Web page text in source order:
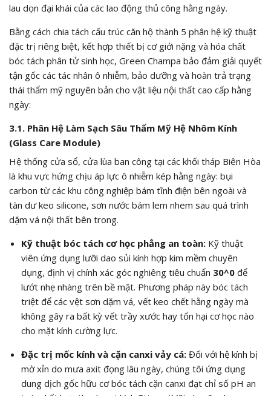
lau dọn đại khái của các lao động thủ công hằng ngày.
Bằng cách chia tách cấu trúc căn hộ thành 5 phân hệ kỹ thuật
đặc trị riêng biệt, kết hợp thiết bị cơ giới nặng và hóa chất
bóc tách phân tử sinh học, Green Champa bảo đảm giải quyết
tận gốc các tác nhân ô nhiễm, bảo dưỡng và hoàn trả trạng
thái thẩm mỹ nguyên bản cho vật liệu nội thất cao cấp hằng
ngày:
3.1. Phân Hệ Làm Sạch Sâu Thẩm Mỹ Hệ Nhôm Kính
(Glass Care Module)
Hệ thống cửa sổ, cửa lùa ban công tại các khối tháp Biên Hòa
là khu vực hứng chịu áp lực ô nhiễm kép hằng ngày: bụi
carbon từ các khu công nghiệp bám tĩnh điện bên ngoài và
tàn dư keo silicone, sơn nước bám lem nhem sau quá trình
dặm vá nội thất bên trong.
Kỹ thuật bóc tách cơ học phẳng an toàn:Kỹ thuật
viên ứng dụng lưỡi dao sủi kính hợp kim mềm chuyên
dụng, định vị chính xác góc nghiêng tiêu chuẩn 30^0để
lướt nhẹ nhàng trên bề mặt. Phương pháp này bóc tách
triệt để các vệt sơn dặm vá, vết keo chết hằng ngày mà
không gây ra bất kỳ vết trầy xước hay tổn hại cơ học nào
cho mặt kính cường lực.
Đặc trị mốc kính và cặn canxi vảy cá:Đối với hệ kính bị
mờ xỉn do mưa axit đọng lâu ngày, chúng tôi ứng dụng
dung dịch gốc hữu cơ bóc tách cặn canxi đạt chỉ số pH an